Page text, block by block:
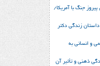
پیروز جنگ با آمریکا/
زندگی دکتر
و انسانی به
ذهنی و تأثیر آن